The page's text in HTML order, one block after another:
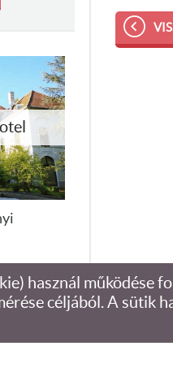
használ működése
céljából. A sütik